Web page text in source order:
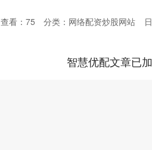
查看： 75 分类： 网络配资炒股网站
智慧优配文章已